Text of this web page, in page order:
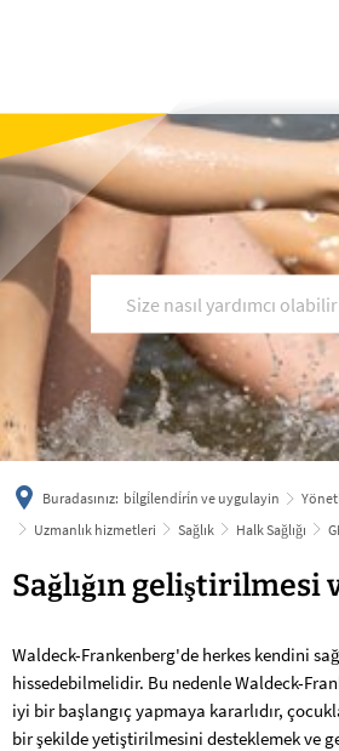
Buradasınız: bi̇lgi̇lendi̇ri̇n ve uygulayin
Uzmanlık hizmetleri
Sağlık Halk Sağlığı
GKV
teşviki
Sağlığın geliştirilmesi
Waldeck-Frankenberg'de herkes kendini
hissedebilmelidir. Bu nedenle Waldeck-
iyi bir başlangıç yapmaya kararlıdır,
bir şekilde yetiştirilmesini desteklemek ve